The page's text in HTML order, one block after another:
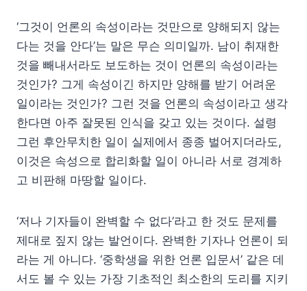
‘그것이 언론의 속성이라는 것만으로 양해되지 않는
다는 것을 안다’는 말은 무슨 의미일까. 남이 취재한
것을 빼내서라도 보도하는 것이 언론의 속성이라는
것인가? 그게 속성이긴 하지만 양해를 받기 어려운
일이라는 것인가? 그런 것을 언론의 속성이라고 생각
한다면 아주 잘못된 인식을 갖고 있는 것이다. 설령
그런 후안무치한 일이 실제에서 종종 벌어지더라도,
이것은 속성으로 합리화할 일이 아니라 서로 경계하
고 비판해 마땅할 일이다.
‘저나 기자들이 완벽할 수 없다’라고 한 것도 문제를
제대로 짚지 않는 발언이다. 완벽한 기자나 언론이 되
라는 게 아니다. ‘중학생을 위한 언론 입문서’ 같은 데
서도 볼 수 있는 가장 기초적인 최소한의 도리를 지키